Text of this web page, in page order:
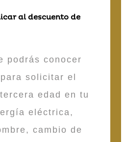
al descuento de
podrás conocer
solicitar el
edad en tu
eléctrica,
cambio de